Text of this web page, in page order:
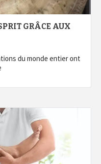
GRÂCE AUX
du monde entier ont